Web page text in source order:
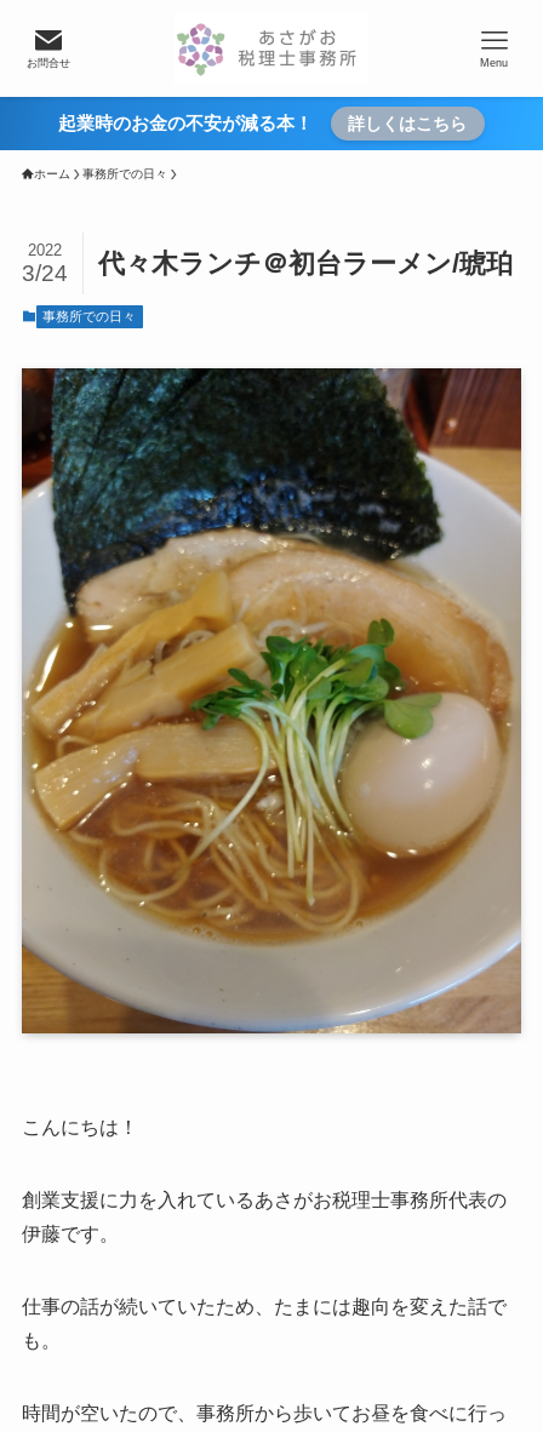
お問合せ Menu
起業時のお金の不安が減る本！ 詳しくはこちら
ホーム 事務所での日々
代々木ランチ＠初台ラーメン/琥珀
2022
3/24
事務所での日々
こんにちは！
創業支援に力を入れているあさがお税理士事務所代表の
伊藤です。
仕事の話が続いていたため、たまには趣向を変えた話で
も。
時間が空いたので、事務所から歩いてお昼を食べに行っ